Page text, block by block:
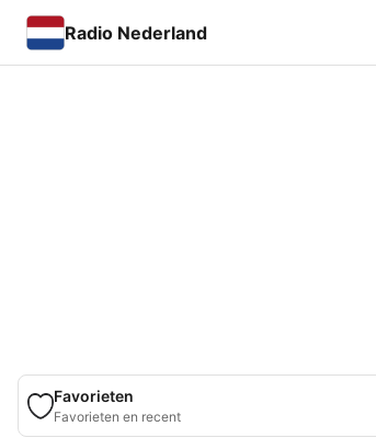
Radio Nederland
Favorieten
Favorieten en recent